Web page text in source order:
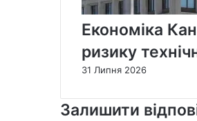
Економіка
ризику
31 Липня 2026
Залишити